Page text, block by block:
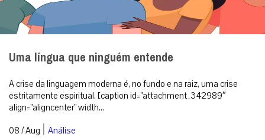
Uma língua que ninguém entende
A crise da linguagem moderna é, no fundo e na raiz, uma crise
estritamente espiritual. [caption id=”attachment_342989″
align=”aligncenter” width...
08 / Aug | Análise